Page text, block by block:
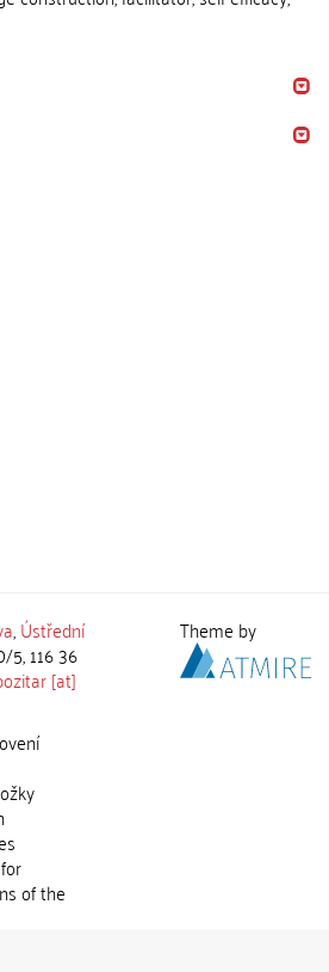
,Ústřední
5, 116 36
[at]
of the
Theme by